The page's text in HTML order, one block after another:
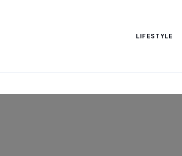
LIFESTYLE
Vacation Dreams